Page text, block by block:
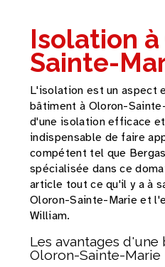
Isolation
Sainte-
L'isolation est un aspect
bâtiment à Oloron-
d'une isolation efficace
indispensable de faire
compétent tel que
spécialisée dans ce
article tout ce qu'il y a à
Oloron-Sainte-Marie et
William.
Les avantages
Oloron-Sainte-Marie